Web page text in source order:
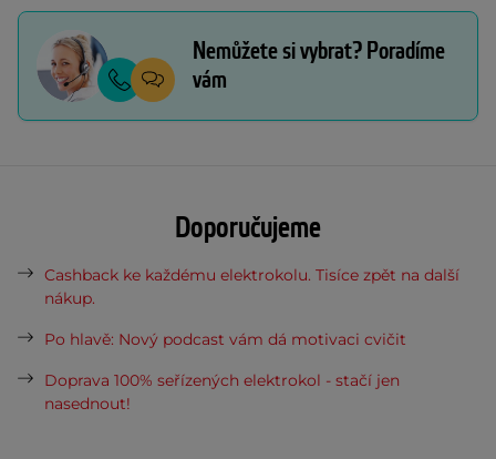
Nemůžete si vybrat? Poradíme
vám
Doporučujeme
Cashback ke každému elektrokolu. Tisíce zpět na další
nákup.
Po hlavě: Nový podcast vám dá motivaci cvičit
Doprava 100% seřízených elektrokol - stačí jen
nasednout!